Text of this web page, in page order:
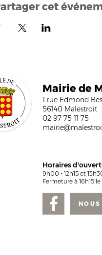
cet
Mairie de
1 rue Edmond
56140 Malestroit
02 97 75 11 75
Horaires
9h00 - 12h15 et
Fermeture à 16h15